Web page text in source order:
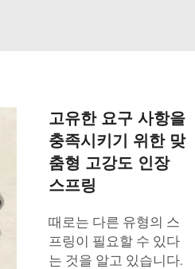
고유한 요구 사항을
충족시키기 위한 맞
춤형 고강도 인장
스프링
때로는 다른 유형의 스
프링이 필요할 수 있다
는 것을 알고 있습니다.